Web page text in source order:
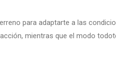
para adaptarte a las
mientras que el modo